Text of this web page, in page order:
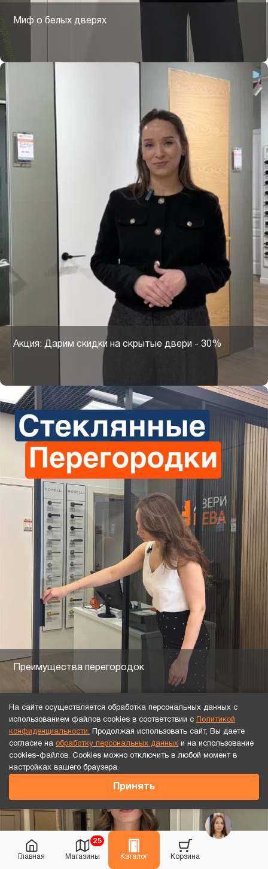
Главная Магазины
25
Каталог Корзина
Миф о белых дверях
Акция: Дарим скидки на скрытые двери - 30%
Преимущества перегородок
На сайте осуществляется обработка персональных данных с
использованием файлов cookies в соответствии с
Политикой
конфиденциальности. Продолжая использовать сайт, Вы даете
согласие на обработку персональных данных и на использование
cookies-файлов. Cookies можно отключить в любой момент в
настройках вашего браузера.
Принять